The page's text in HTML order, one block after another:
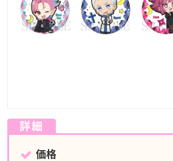
詳細
価格